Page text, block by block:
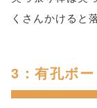
くさんかけると
3：有孔ボ